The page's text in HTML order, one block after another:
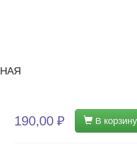
190,00 ₽ В корзину